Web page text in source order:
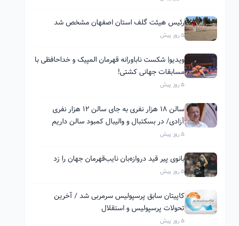
رئیس هیئت گلف استان اصفهان مشخص شد
5 روز پیش
ویدیو| شکست ناباورانه قهرمان المپیک و خداحافظی با
مسابقات جهانی کشتی!
5 روز پیش
سالن ۱۸ هزار نفری به جای سالن ۱۲ هزار نفری
آزادی/ در بسکتبال و والیبال کمبود سالن داریم
5 روز پیش
بانوی پیر قید دروازه‌بان نایب‌قهرمان جهان را زد
5 روز پیش
کاپیتان سابق پرسپولیس سرمربی شد / آخرین
تحولات پرسپولیس و استقلال
5 روز پیش